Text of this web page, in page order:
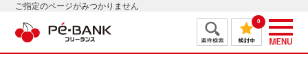
ご指定のページがみつかりません
0